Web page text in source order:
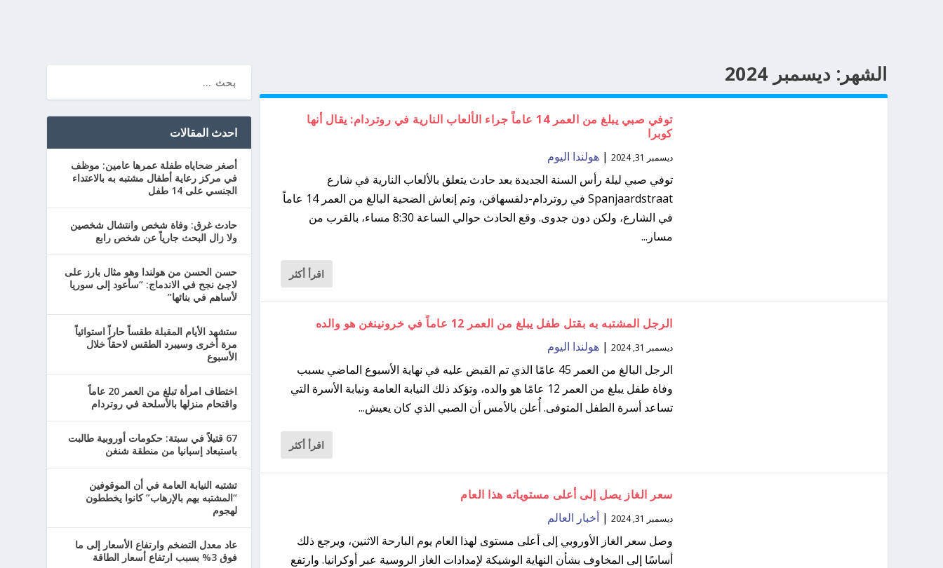
الشهر: ديسمبر 2024
توفي صبي يبلغ من العمر 14 عاماً جراء الألعاب النارية في روتردام: يقال أنها
كوبرا
ديسمبر 31, 2024 |هولندا اليوم
توفي صبي ليلة رأس السنة الجديدة بعد حادث يتعلق بالألعاب النارية في شارع
Spanjaardstraat في روتردام-دلفسهافن، وتم إنعاش الضحية البالغ من العمر 14 عاماً
في الشارع، ولكن دون جدوى. وقع الحادث حوالي الساعة 8:30 مساء، بالقرب من
مسار...
اقرأ أكثر
الرجل المشتبه به بقتل طفل يبلغ من العمر 12 عاماً في خرونينغن هو والده
ديسمبر 31, 2024 |هولندا اليوم
الرجل البالغ من العمر 45 عامًا الذي تم القبض عليه في نهاية الأسبوع الماضي بسبب
وفاة طفل يبلغ من العمر 12 عامًا هو والده، وتؤكد ذلك النيابة العامة ونيابة الأسرة التي
تساعد أسرة الطفل المتوفى. أُعلن بالأمس أن الصبي الذي كان يعيش...
اقرأ أكثر
سعر الغاز يصل إلى أعلى مستوياته هذا العام
ديسمبر 31, 2024 |أخبار العالم
وصل سعر الغاز الأوروبي إلى أعلى مستوى لهذا العام يوم البارحة الاثنين، ويرجع ذلك
أساسًا إلى المخاوف بشأن النهاية الوشيكة لإمدادات الغاز الروسية عبر أوكرانيا. وارتفع
احدث المقالات
أصغر ضحاياه طفلة عمرها عامين: موظف
في مركز رعاية أطفال مشتبه به بالاعتداء
الجنسي على 14 طفل
حادث غرق: وفاة شخص وانتشال شخصين
ولا زال البحث جارياً عن شخص رابع
حسن الحسن من هولندا وهو مثال بارز على
لاجئ نجح في الاندماج: “سأعود إلى سوريا
لأساهم في بنائها”
ستشهد الأيام المقبلة طقساً حاراً استوائياً
مرة أخرى وسيبرد الطقس لاحقاً خلال
الأسبوع
اختطاف امرأة تبلغ من العمر 20 عاماً
واقتحام منزلها بالأسلحة في روتردام
67 قتيلاً في سبتة: حكومات أوروبية طالبت
باستبعاد إسبانيا من منطقة شنغن
تشتبه النيابة العامة في أن الموقوفين
“المشتبه بهم بالإرهاب” كانوا يخططون
لهجوم
عاد معدل التضخم وارتفاع الأسعار إلى ما
فوق 3% بسبب ارتفاع أسعار الطاقة